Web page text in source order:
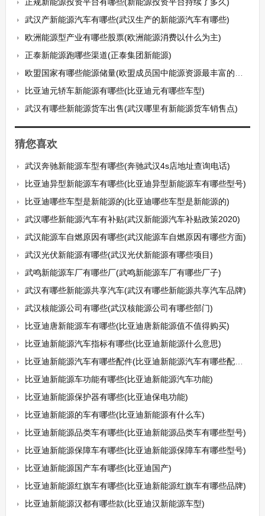
武汉产新能源汽车有哪些(武汉生产的新能源汽车有哪些)
欧洲能源型产业有哪些股票(欧洲能源消费以什么为主)
正泰新能源跑哪些渠道(正泰集团新能源)
欧盟国家有哪些能源储量(欧盟成员国中能源资源最丰富的国家是)
比亚迪元轿车新能源有哪些(比亚迪元有哪些车型)
武汉有哪些新能源货车出售(武汉哪里有新能源货车销售点)
猜您喜欢
武汉奔驰新能源车型有哪些(奔驰武汉4s店地址查询电话)
比亚迪异型新能源车有哪些(比亚迪异型新能源车有哪些型号)
比亚迪哪些车型是新能源的(比亚迪哪些车型是新能源的)
武汉哪些新能源汽车有补贴(武汉新能源汽车补贴政策2020)
武汉能源车自燃原因有哪些(武汉能源车自燃原因有哪些方面)
武汉光伏新能源有哪些(武汉光伏新能源有哪些项目)
武鸣新能源车厂有哪些厂(武鸣新能源车厂有哪些厂子)
武汉有哪些新能源共享汽车(武汉有哪些新能源共享汽车品牌)
武汉核能源公司有哪些(武汉核能源公司有哪些部门)
比亚迪唐新能源车有哪些(比亚迪唐新能源值不值得购买)
比亚迪新能源汽车指标有哪些(比亚迪新能源什么意思)
比亚迪新能源汽车有哪些配件(比亚迪新能源汽车有哪些配件可以买)
比亚迪新能源车功能有哪些(比亚迪新能源汽车功能)
比亚迪新能源保护器有哪些(比亚迪保电功能)
比亚迪新能源的车有哪些(比亚迪新能源有什么车)
比亚迪新能源品类车有哪些(比亚迪新能源品类车有哪些型号)
比亚迪新能源保障车有哪些(比亚迪新能源保障车有哪些型号)
比亚迪新能源国产车有哪些(比亚迪国产)
比亚迪新能源红旗车有哪些(比亚迪新能源红旗车有哪些品牌)
比亚迪新能源汉都有哪些款(比亚迪汉新能源车型)